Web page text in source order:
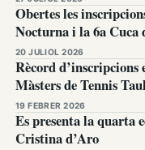
Obertes les
Nocturna i la 6a Cuca
20 JULIOL 2026
Rècord
Màsters de Tennis
19 FEBRER 2026
Es presenta la quarta
Cristina d’Aro